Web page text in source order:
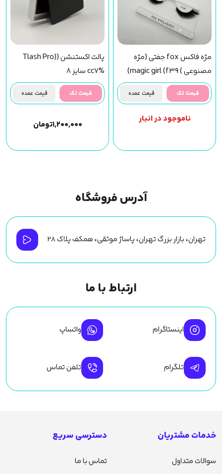
مژه فاکس fox جفتی (مژه
مصنوعی ) magic girl (f39)
مجیک گرل
قیمت تک قیمت عمده
ناموجود در انبار
پالت اکستنشن (Tlash Pro)
cc7% سایز 8
قیمت تک قیمت عمده
۱,۲۰۰,۰۰۰تومان
آدرس فروشگاه
تهران، بازار بزرگ تهران، پاساژ موثقی، همکف پلاک ۲۸
ارتباط با ما
اینستاگرام واتساپ
تلگرام تلفن تماس
خدمات مشتریان
سوالات متداول
دسترسی سریع
تماس با ما